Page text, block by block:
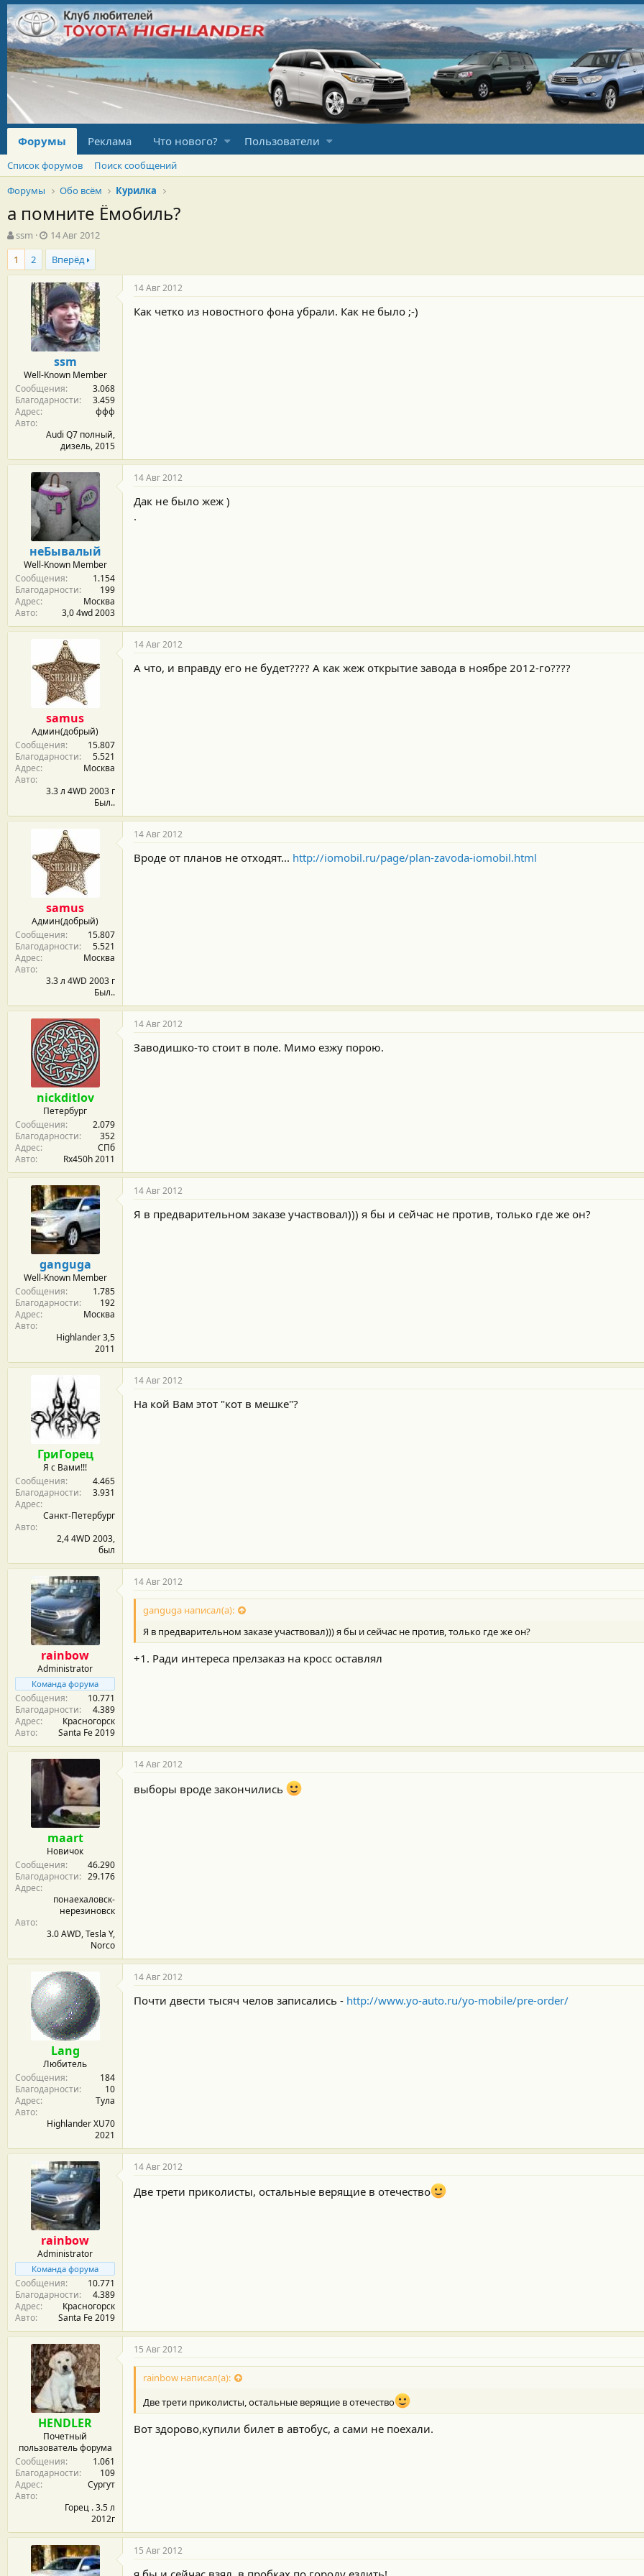
Форумы Реклама Что нового? Пользователи
Список форумов
Поиск сообщений
Форумы
Обо всём Курилка
а помните Ёмобиль?
А
в
т
о
ssm
Д
а
т
а
н
а
ч
а
л
а
14 Авг 2012
1
2 Вперёд
ssm
Well-Known Member
Сообщения
3.068
Благодарности
3.459
Адрес
ффф
Авто
Audi Q7 полный,
дизель, 2015
14 Авг 2012
Как четко из новостного фона убрали. Как не было ;-)
неБывалый
Well-Known Member
Сообщения
1.154
Благодарности
199
Адрес
Москва
Авто
3,0 4wd 2003
14 Авг 2012
Дак не было жеж )
.
samus
Админ(добрый)
Сообщения
15.807
Благодарности
5.521
Адрес
Москва
Авто
3.3 л 4WD 2003 г
Был..
14 Авг 2012
А что, и вправду его не будет???? А как жеж открытие завода в ноябре 2012-го????
samus
Админ(добрый)
Сообщения
15.807
Благодарности
5.521
Адрес
Москва
Авто
3.3 л 4WD 2003 г
Был..
14 Авг 2012
Вроде от планов не отходят... http://iomobil.ru/page/plan-zavoda-iomobil.html
nickditlov
Петербург
Сообщения
2.079
Благодарности
352
Адрес
СПб
Авто
Rx450h 2011
14 Авг 2012
Заводишко-то стоит в поле. Мимо езжу порою.
ganguga
Well-Known Member
Сообщения
1.785
Благодарности
192
Адрес
Москва
Авто
Highlander 3,5
2011
14 Авг 2012
Я в предварительном заказе участвовал))) я бы и сейчас не против, только где же он?
ГриГорец
Я с Вами!!!
Сообщения
4.465
Благодарности
3.931
Адрес
Санкт-Петербург
Авто
2,4 4WD 2003,
был
14 Авг 2012
На кой Вам этот "кот в мешке"?
rainbow
Administrator
Команда форума
Сообщения
10.771
Благодарности
4.389
Адрес
Красногорск
Авто
Santa Fe 2019
14 Авг 2012
ganguga написал(а):
Я в предварительном заказе участвовал))) я бы и сейчас не против, только где же он?
+1. Ради интереса прелзаказ на кросс оставлял
maart
Новичок
Сообщения
46.290
Благодарности
29.176
Адрес
понаехаловск-
нерезиновск
Авто
3.0 AWD, Tesla Y,
Norco
14 Авг 2012
выборы вроде закончились
Lang
Любитель
Сообщения
184
Благодарности
10
Адрес
Тула
Авто
Highlander XU70
2021
14 Авг 2012
Почти двести тысяч челов записались - http://www.yo-auto.ru/yo-mobile/pre-order/
rainbow
Administrator
Команда форума
Сообщения
10.771
Благодарности
4.389
Адрес
Красногорск
Авто
Santa Fe 2019
14 Авг 2012
Две трети приколисты, остальные верящие в отечество
HENDLER
Почетный
пользователь форума
Сообщения
1.061
Благодарности
109
Адрес
Сургут
Авто
Горец . 3.5 л
2012г
15 Авг 2012
rainbow написал(а):
Две трети приколисты, остальные верящие в отечество
Вот здорово,купили билет в автобус, а сами не поехали.
15 Авг 2012